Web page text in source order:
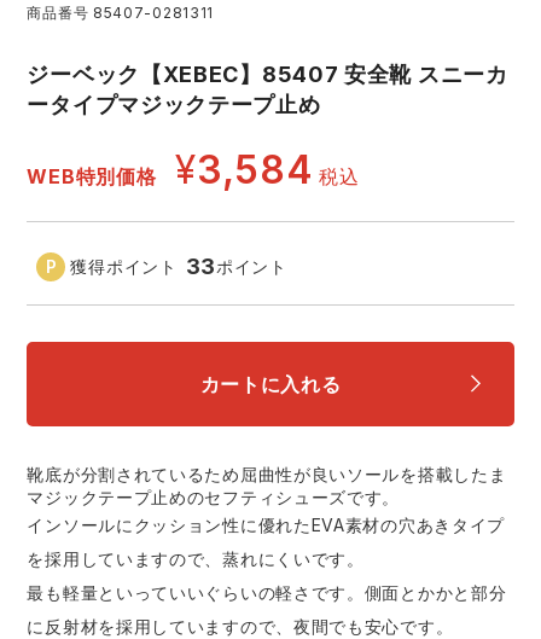
つなぎ
ファン付き作業着・空調服
電熱ウェア・ヒートウェア
コーコス ランキング
アイトス ランキング
ジーベック ランキング
作業着
防寒
カジュアル
ニオイクリア
エアークラフト 自重堂
セロリー 大阪支店
中塚被服 イーブンリバー
東洋物産工業
福山ゴム工業 ビッグボーン商事株式会社
商品番号 85407-0281311
ジーベック【XEBEC】85407 安全靴 スニーカ
ータイプマジックテープ止め
WEB特別価格 ¥3,584 税込
獲得ポイント 33ポイント
カートに入れる
靴底が分割されているため屈曲性が良いソールを搭載したま
マジックテープ止めのセフティシューズです。
インソールにクッション性に優れたEVA素材の穴あきタイプ
を採用していますので、蒸れにくいです。
最も軽量といっていいぐらいの軽さです。側面とかかと部分
に反射材を採用していますので、夜間でも安心です。